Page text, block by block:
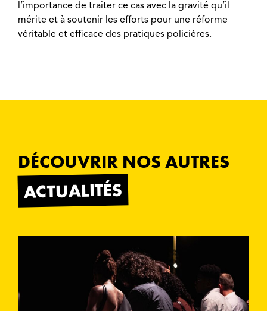
l’importance de traiter ce cas avec la gravité qu’il
mérite et à soutenir les efforts pour une réforme
véritable et efficace des pratiques policières.
DÉCOUVRIR NOS AUTRES
ACTUALITÉS